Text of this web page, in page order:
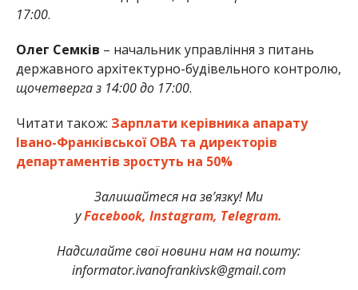
17:00.
Олег Семків – начальник управління з питань
державного архітектурно-будівельного контролю,
щочетверга з 14:00 до 17:00.
Читати також: Зарплати керівника апарату
Івано-Франківської ОВА та директорів
департаментів зростуть на 50%
Залишайтеся на зв’язку! Ми
уFacebook, Instagram, Telegram.
Надсилайте свої новини нам на пошту:
informator.ivanofrankivsk@gmail.com